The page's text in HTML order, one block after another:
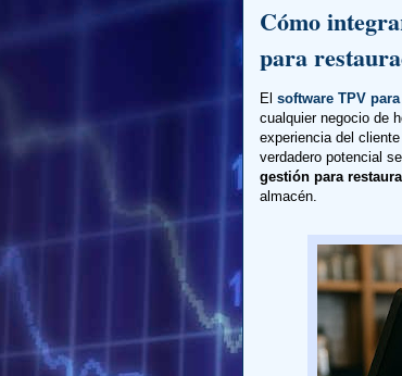
Cómo
para
El software TPV
cualquier negocio de
experiencia del
verdadero potencial
gestión para
almacén.